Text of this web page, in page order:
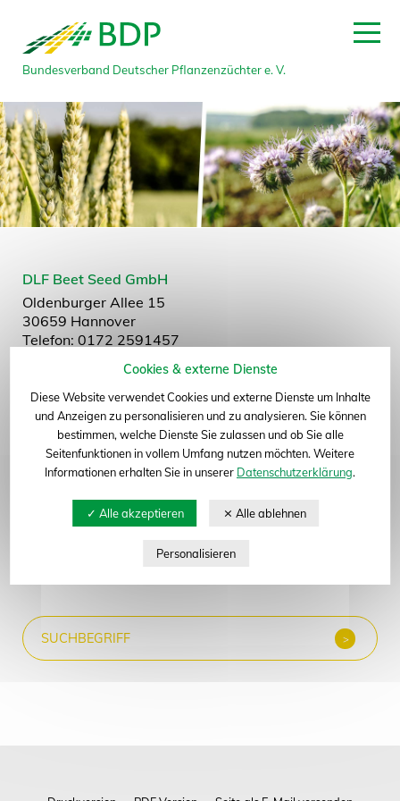
Bundesverband Deutscher Pflanzenzüchter e. V.
DLF Beet Seed GmbH
Oldenburger Allee 15
30659 Hannover
Telefon: 0172 2591457
www.hilleshog.de
Abteilung: Pflanzenbiotechnologie, Zuckerrübe
Neue Suche zum Seitenanfang
Cookies & externe Dienste
Diese Website verwendet Cookies und externe Dienste um Inhalte
und Anzeigen zu personalisieren und zu analysieren. Sie können
bestimmen, welche Dienste Sie zulassen und ob Sie alle
Seitenfunktionen in vollem Umfang nutzen möchten. Weitere
Informationen erhalten Sie in unserer Datenschutzerklärung.